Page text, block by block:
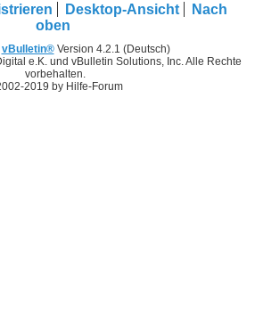
Desktop-Ansicht
Nach
oben
vBulletin®Version 4.2.1 (Deutsch)
e.K. und vBulletin Solutions, Inc. Alle Rechte
vorbehalten.
2019 by Hilfe-Forum